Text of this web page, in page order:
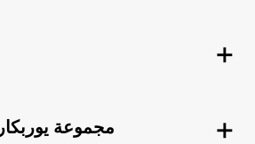
مجموعة